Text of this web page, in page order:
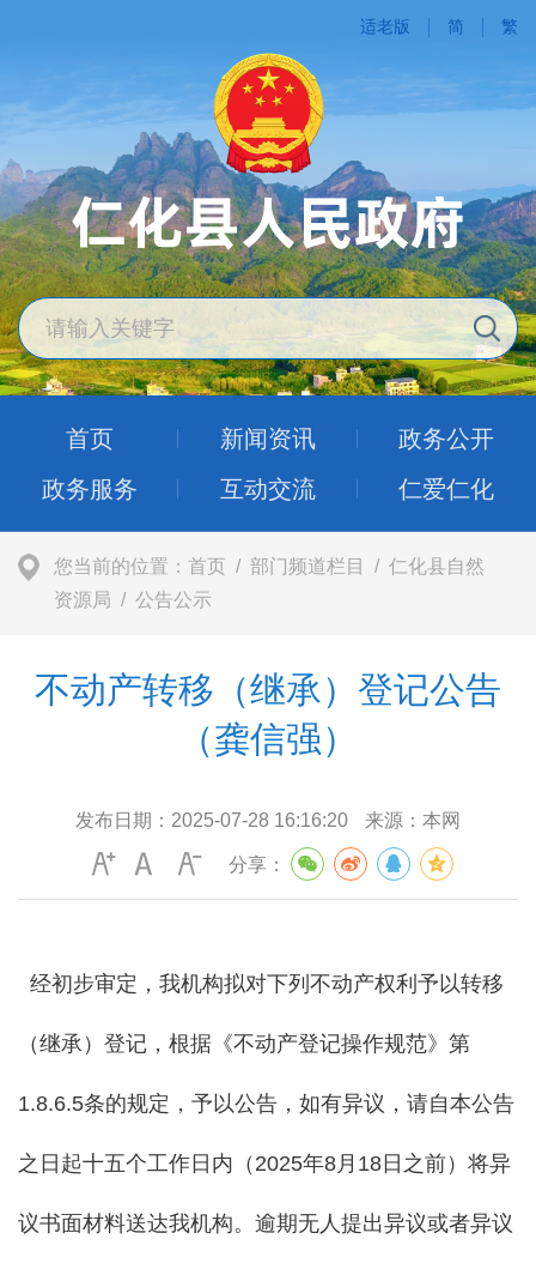
适老版 简 繁
首页 新闻资讯
政务公开
政务服务
互动交流 仁爱仁化
您当前的位置： 首页 / 部门频道栏目 / 仁化县自然
资源局 / 公告公示
不动产转移（继承）登记公告
（龚信强）
发布日期： 2025-07-28 16:16:20 来源： 本网
分享：
经初步审定，我机构拟对下列不动产权利予以转移
（继承）登记，根据《不动产登记操作规范》第
1.8.6.5条的规定，予以公告，如有异议，请自本公告
之日起十五个工作日内（2025年8月18日之前）将异
议书面材料送达我机构。逾期无人提出异议或者异议